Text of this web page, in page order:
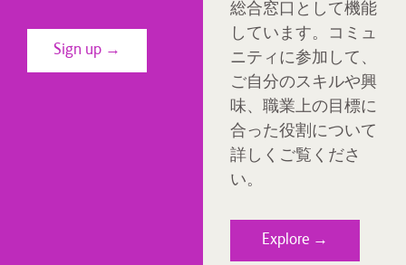
Sign up →
総合窓口として機能
しています。コミュ
ニティに参加して、
ご自分のスキルや興
味、職業上の目標に
合った役割について
詳しくご覧くださ
い。
Explore →